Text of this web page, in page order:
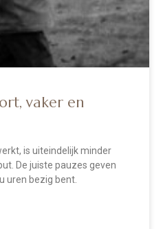
vaker en
is uiteindelijk minder
De juiste pauzes geven
uren bezig bent.